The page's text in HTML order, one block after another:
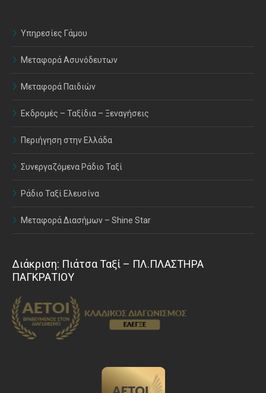
Υπηρεσίες Γάμου
Μεταφορά Ασυνόδευτων
Μεταφορά Παιδιών
Εκδρομές – Ταξίδια – Ξεναγήσεις
Περιήγηση στην Ελλάδα
Συνεργαζόμενα Ράδιο Ταξί
Ράδιο Ταξί Ελευσίνα
Μεταφορά Διασήμων – Shine Star
Διάκριση: Πιάτσα Ταξί – ΠΛ.ΠΛΑΣΤΗΡΑ
ΠΑΓΚΡΑΤΙΟΥ